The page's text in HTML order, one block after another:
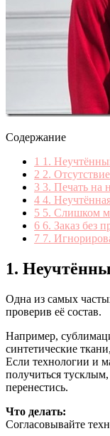
Содержание
1 1.
2 2.
3 3. Печать на
4 4.
5 5. Слишком
6 6. Заказ без
7 7.
1.
Одна из самых
проверив её состав.
Например,
синтетические
Если технологии и
получиться
перенестись.
Что делать:
Согласовывайте